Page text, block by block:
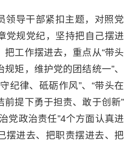
领导干部紧扣主题，对照党
党规党纪，坚持把自己摆进
把工作摆进去，重点从“带头
矩，维护党的团结统一”、
纪律、砥砺作风”、“带头在
前提下勇于担责、敢于创新”
党政治责任”4个方面认真进
摆进去、把职责摆进去、把